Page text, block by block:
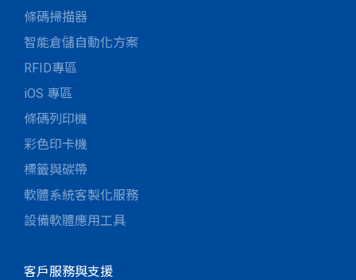
條碼掃描器
智能倉儲自動化方案
RFID專區
iOS 專區
條碼列印機
彩色印卡機
標籤與碳帶
軟體系統客製化服務
設備軟體應用工具
客戶服務與支援